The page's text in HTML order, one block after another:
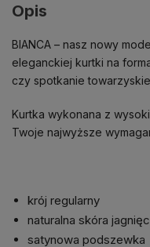
Opis
BIANCA – nasz nowy
eleganckiej kurtki na
czy spotkanie
Kurtka wykonana z
Twoje najwyższe
krój regularny
naturalna skóra
satynowa podszewka